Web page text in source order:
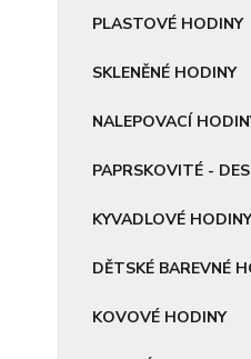
PLASTOVÉ HODINY
SKLENĚNÉ HODINY
NALEPOVACÍ
PAPRSKOVITÉ -
KYVADLOVÉ HODINY
DĚTSKÉ BAREVNÉ
KOVOVÉ HODINY